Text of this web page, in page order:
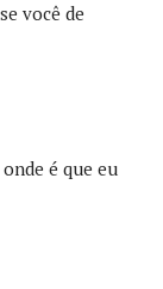
você de
é que eu